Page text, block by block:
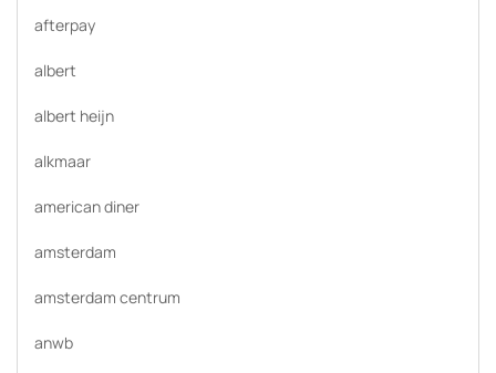
afterpay
albert
albert heijn
alkmaar
american diner
amsterdam
amsterdam centrum
anwb